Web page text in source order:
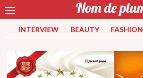
INTERVIEW BEAUTY FASHION